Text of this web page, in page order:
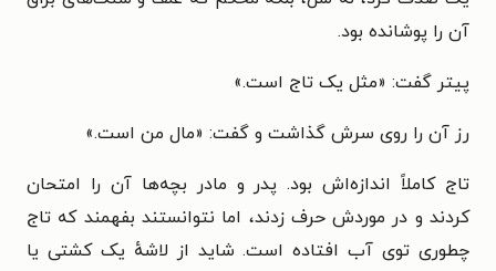
آن را پوشانده بود.
پیتر گفت: «مثل یک تاج است.»
رز آن را روی سرش گذاشت و گفت: «مال من است.»
تاج کاملاً اندازه‌اش بود. پدر و مادر بچه‌ها آن را امتحان
کردند و در موردش حرف زدند، اما نتوانستند بفهمند که تاج
چطوری توی آب افتاده است. شاید از لاشهٔ یک کشتی یا